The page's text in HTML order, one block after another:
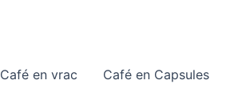
Café en vrac Café en Capsules